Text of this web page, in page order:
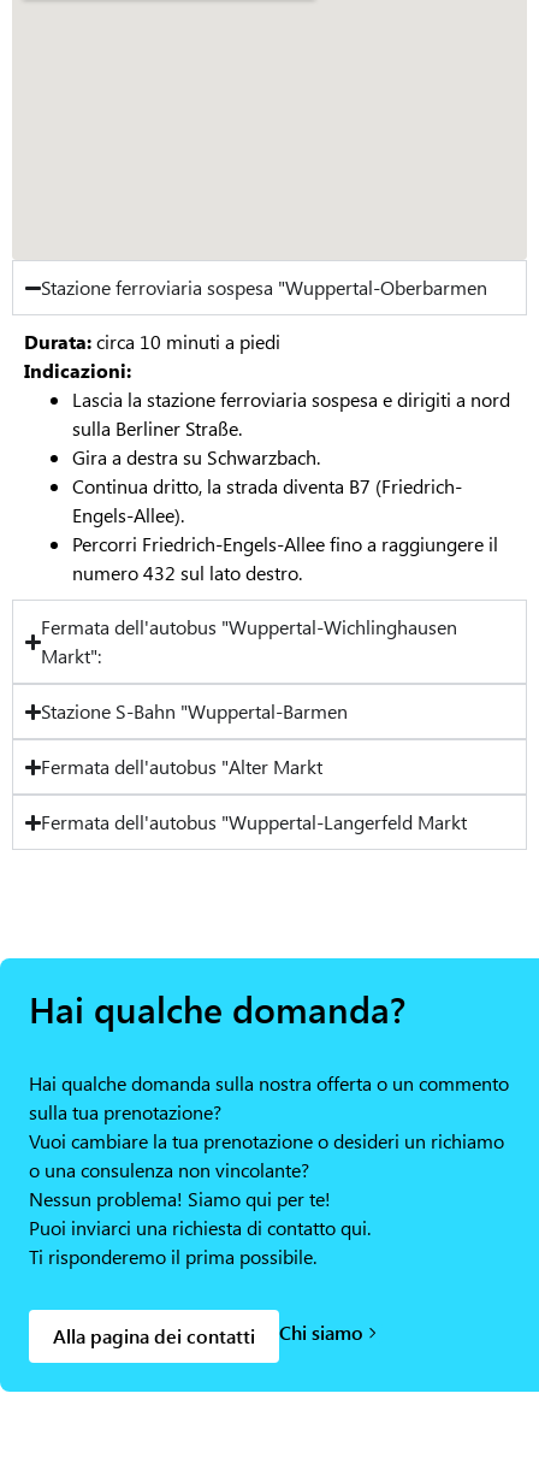
Stazione ferroviaria sospesa "Wuppertal-Oberbarmen
Durata:circa 10 minuti a piedi
Indicazioni:
Lascia la stazione ferroviaria sospesa e dirigiti a nord
sulla Berliner Straße.
Gira a destra su Schwarzbach.
Continua dritto, la strada diventa B7 (Friedrich-
Engels-Allee).
Percorri Friedrich-Engels-Allee fino a raggiungere il
numero 432 sul lato destro.
Fermata dell'autobus "Wuppertal-Wichlinghausen
Markt":
Stazione S-Bahn "Wuppertal-Barmen
Fermata dell'autobus "Alter Markt
Fermata dell'autobus "Wuppertal-Langerfeld Markt
Hai qualche domanda?
Hai qualche domanda sulla nostra offerta o un commento
sulla tua prenotazione?
Vuoi cambiare la tua prenotazione o desideri un richiamo
o una consulenza non vincolante?
Nessun problema! Siamo qui per te!
Puoi inviarci una richiesta di contatto qui.
Ti risponderemo il prima possibile.
Alla pagina dei contatti Chi siamo